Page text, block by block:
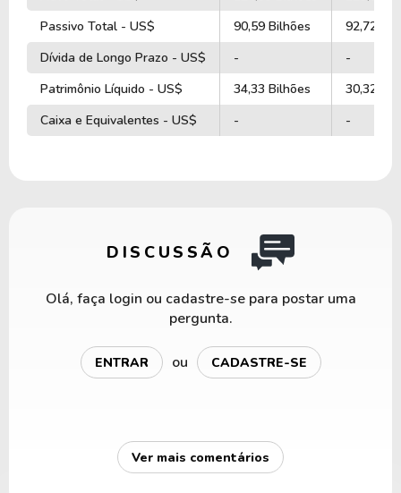
Passivo Total - US$
90,59 Bilhões
92,72
Dívida de Longo Prazo - US$
-
-
Patrimônio Líquido - US$
34,33 Bilhões
30,32
Caixa e Equivalentes - US$
- -
DISCUSSÃO
Olá, faça login ou cadastre-se para postar uma
pergunta.
ENTRAR ou CADASTRE-SE
Ver mais comentários